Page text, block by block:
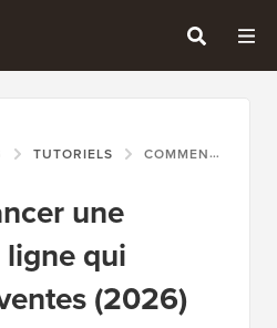
TUTORIELS COMMENT LANCER UNE BOUTIQUE EN LIGNE QUI GÉNÈRE DES VENTES (2026)
une
qui
(2026)